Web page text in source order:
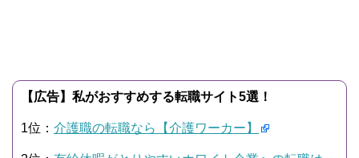
【広告】私がおすすめする転職サイト5選！
1位： 介護職の転職なら【介護ワーカー】